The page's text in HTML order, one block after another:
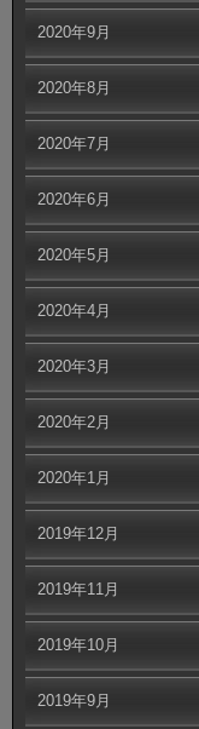
2020年9月
2020年8月
2020年7月
2020年6月
2020年5月
2020年4月
2020年3月
2020年2月
2020年1月
2019年12月
2019年11月
2019年10月
2019年9月